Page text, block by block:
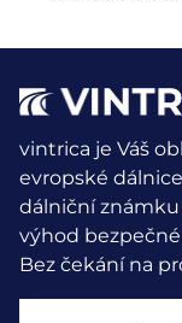
vintrica je Váš
evropské
dálniční
výhod
Bez čekání na